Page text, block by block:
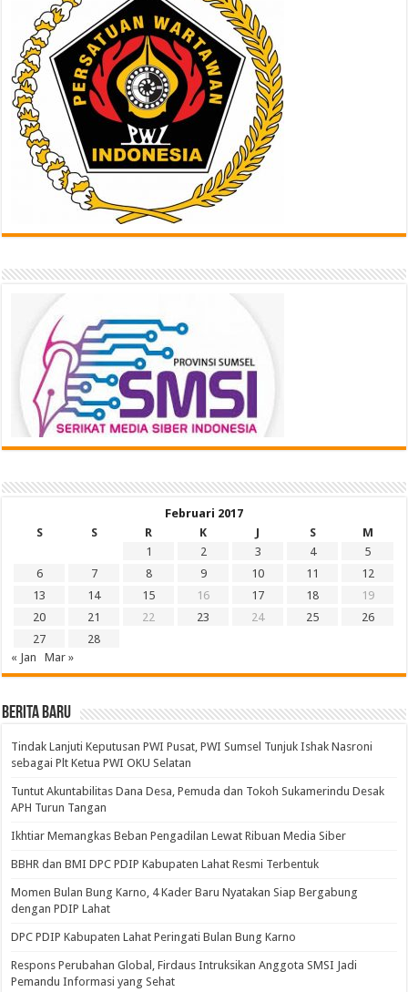
Februari 2017
S
S R K J S
M
1
2 3 4
5
6
7 8 9 10 11
12
13
14 15 16 17 18
19
20
21 22 23 24 25
26
27
28
« Jan
Mar »
BERITA BARU
Tindak Lanjuti Keputusan PWI Pusat, PWI Sumsel Tunjuk Ishak Nasroni
sebagai Plt Ketua PWI OKU Selatan
Tuntut Akuntabilitas Dana Desa, Pemuda dan Tokoh Sukamerindu Desak
APH Turun Tangan
Ikhtiar Memangkas Beban Pengadilan Lewat Ribuan Media Siber
BBHR dan BMI DPC PDIP Kabupaten Lahat Resmi Terbentuk
Momen Bulan Bung Karno, 4 Kader Baru Nyatakan Siap Bergabung
dengan PDIP Lahat
DPC PDIP Kabupaten Lahat Peringati Bulan Bung Karno
Respons Perubahan Global, Firdaus Intruksikan Anggota SMSI Jadi
Pemandu Informasi yang Sehat